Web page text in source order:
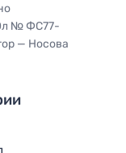
№ ФС77-
— Носова